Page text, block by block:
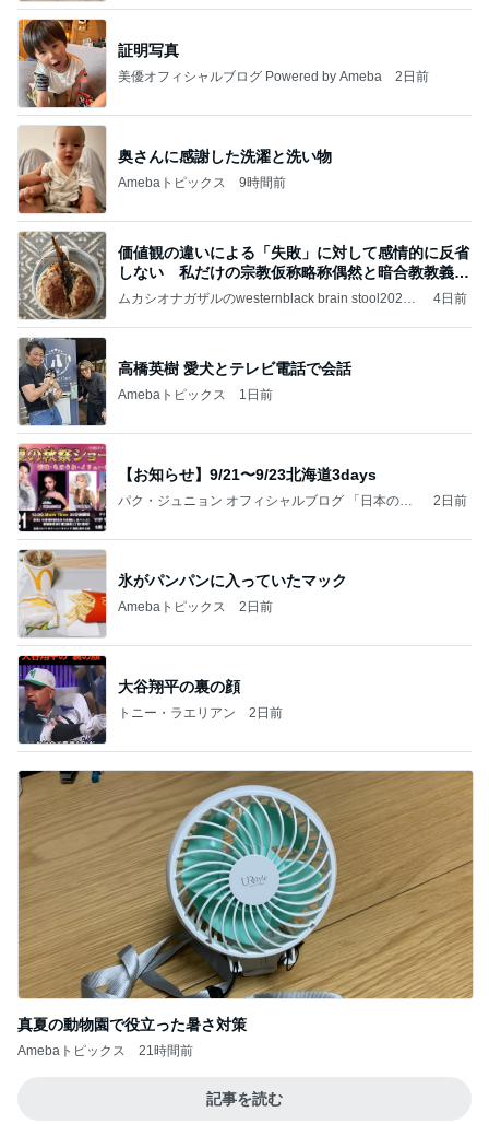
証明写真
美優オフィシャルブログ Powered by Ameba 2日前
奥さんに感謝した洗濯と洗い物
Amebaトピックス 9時間前
価値観の違いによる「失敗」に対して感情的に反省
しない 私だけの宗教仮称略称偶然と暗合教教義候
補
ムカシオナガザルのwesternblack brain stool2024
ガザル
4日前
高橋英樹 愛犬とテレビ電話で会話
Amebaトピックス 1日前
【お知らせ】9/21〜9/23北海道3days
パク・ジュニョン オフィシャルブログ 「日本の
2日前
氷がパンパンに入っていたマック
Amebaトピックス 2日前
大谷翔平の裏の顔
トニー・ラエリアン 2日前
真夏の動物園で役立った暑さ対策
Amebaトピックス 21時間前
記事を読む